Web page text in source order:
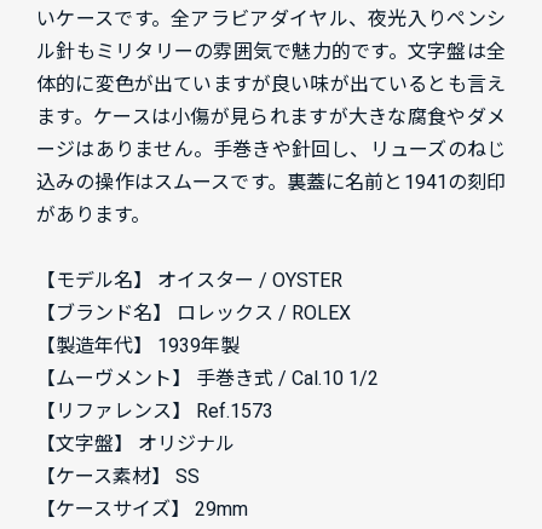
いケースです。全アラビアダイヤル、夜光入りペンシ
ル針もミリタリーの雰囲気で魅力的です。文字盤は全
体的に変色が出ていますが良い味が出ているとも言え
ます。ケースは小傷が見られますが大きな腐食やダメ
ージはありません。手巻きや針回し、リューズのねじ
込みの操作はスムースです。裏蓋に名前と1941の刻印
があります。
【モデル名】 オイスター / OYSTER
【ブランド名】 ロレックス / ROLEX
【製造年代】 1939年製
【ムーヴメント】 手巻き式 / Cal.10 1/2
【リファレンス】 Ref.1573
【文字盤】 オリジナル
【ケース素材】 SS
【ケースサイズ】 29mm